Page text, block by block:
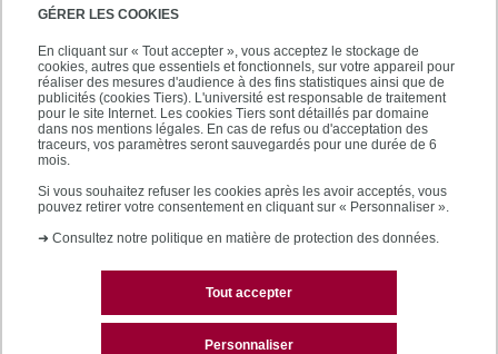
GÉRER LES COOKIES
En cliquant sur « Tout accepter », vous acceptez le stockage de
cookies, autres que essentiels et fonctionnels, sur votre appareil pour
réaliser des mesures d'audience à des fins statistiques ainsi que de
publicités (cookies Tiers). L'université est responsable de traitement
pour le site Internet. Les cookies Tiers sont détaillés par domaine
dans nos mentions légales. En cas de refus ou d'acceptation des
traceurs, vos paramètres seront sauvegardés pour une durée de 6
mois.
Si vous souhaitez refuser les cookies après les avoir acceptés, vous
pouvez retirer votre consentement en cliquant sur « Personnaliser ».
➜ Consultez notre politique en matière de protection des données.
Tout accepter
Personnaliser
ACCÈS RAPIDES
LES BU SUR...
Mentions légales